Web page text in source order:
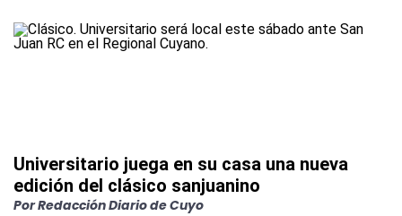
Universitario juega en su casa una nueva
edición del clásico sanjuanino
PorRedacción Diario de Cuyo